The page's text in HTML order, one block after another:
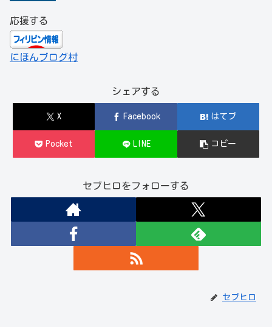
応援する
にほんブログ村
シェアする
X Facebook はてブ
Pocket LINE コピー
セブヒロをフォローする
セブヒロ